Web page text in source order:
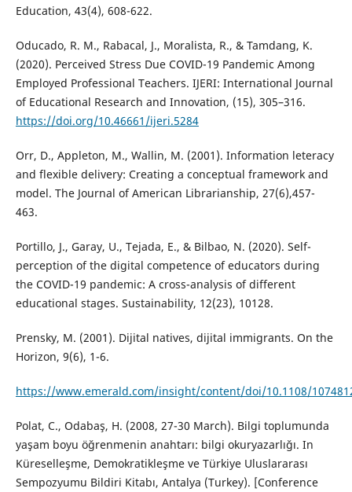
Education, 43(4), 608-622.
Oducado, R. M., Rabacal, J., Moralista, R., & Tamdang, K.
(2020). Perceived Stress Due COVID-19 Pandemic Among
Employed Professional Teachers. IJERI: International Journal
of Educational Research and Innovation, (15), 305–316.
https://doi.org/10.46661/ijeri.5284
Orr, D., Appleton, M., Wallin, M. (2001). Information leteracy
and flexible delivery: Creating a conceptual framework and
model. The Journal of American Librarianship, 27(6),457-
463.
Portillo, J., Garay, U., Tejada, E., & Bilbao, N. (2020). Self-
perception of the digital competence of educators during
the COVID-19 pandemic: A cross-analysis of different
educational stages. Sustainability, 12(23), 10128.
Prensky, M. (2001). Dijital natives, dijital immigrants. On the
Horizon, 9(6), 1-6.
https://www.emerald.com/insight/content/doi/10.1108/
Polat, C., Odabaş, H. (2008, 27-30 March). Bilgi toplumunda
yaşam boyu öğrenmenin anahtarı: bilgi okuryazarlığı. In
Küreselleşme, Demokratikleşme ve Türkiye Uluslararası
Sempozyumu Bildiri Kitabı, Antalya (Turkey). [Conference